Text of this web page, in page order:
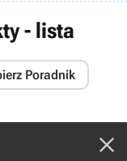
- lista
Poradnik
